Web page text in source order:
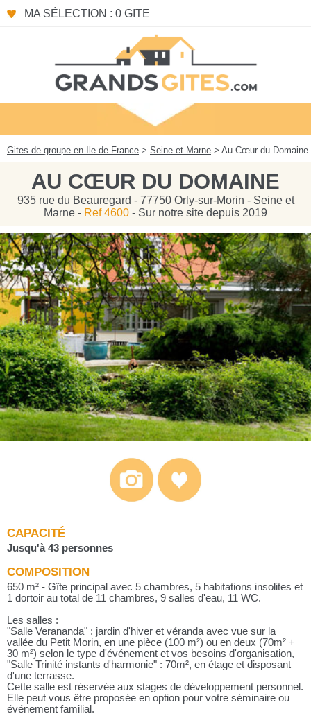
MA SÉLECTION : 0 GITE
Gites de groupe en Ile de France > Seine et Marne > Au Cœur du Domaine
AU CŒUR DU DOMAINE
935 rue du Beauregard - 77750 Orly-sur-Morin - Seine et
Marne - Ref 4600 - Sur notre site depuis 2019
CAPACITÉ
Jusqu'à 43 personnes
COMPOSITION
650 m² - Gîte principal avec 5 chambres, 5 habitations insolites et
1 dortoir au total de 11 chambres, 9 salles d'eau, 11 WC.
Les salles :
"Salle Verananda" : jardin d'hiver et véranda avec vue sur la
vallée du Petit Morin, en une pièce (100 m²) ou en deux (70m² +
30 m²) selon le type d'événement et vos besoins d'organisation,
"Salle Trinité instants d'harmonie" : 70m², en étage et disposant
d'une terrasse.
Cette salle est réservée aux stages de développement personnel.
Elle peut vous être proposée en option pour votre séminaire ou
événement familial.
Panneau de gestion des cookies